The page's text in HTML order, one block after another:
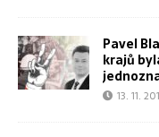
Pavel
krajů
13. 11.